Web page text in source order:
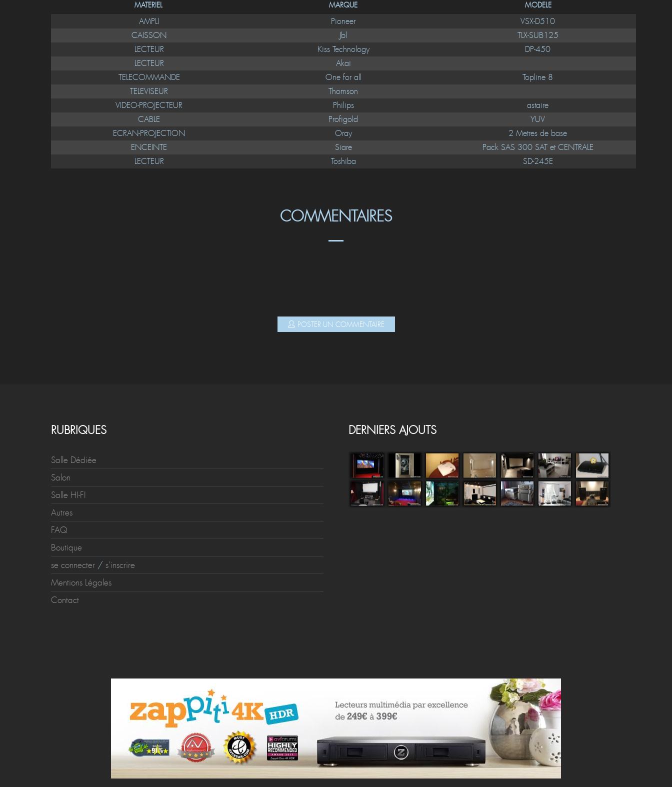
MATERIEL MARQUE MODELE
AMPLI Pioneer
VSX-D510
CAISSON
Jbl
TLX-SUB125
LECTEUR
Kiss Technology
DP-450
LECTEUR
Akai
TELECOMMANDE
One for all
Topline 8
TELEVISEUR
Thomson
VIDEO-PROJECTEUR
Philips
astaire
CABLE
Profigold
YUV
ECRAN-PROJECTION
Oray
2 Metres de base
ENCEINTE
Siare
Pack SAS 300 SAT et CENTRALE
LECTEUR
Toshiba SD-245E
COMMENTAIRES
POSTER UN COMMENTAIRE
RUBRIQUES
Salle Dédiée
Salon
Salle HI-FI
Autres
FAQ
Boutique
se connecter / s'inscrire
Mentions Légales
Contact
DERNIERS AJOUTS